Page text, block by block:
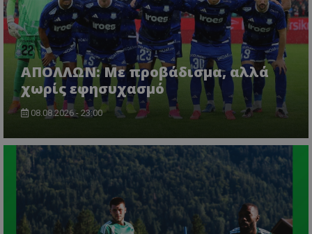
ΑΠΟΛΛΩΝ: Με προβάδισμα, αλλά
χωρίς εφησυχασμό
08.08.2026 - 23:00